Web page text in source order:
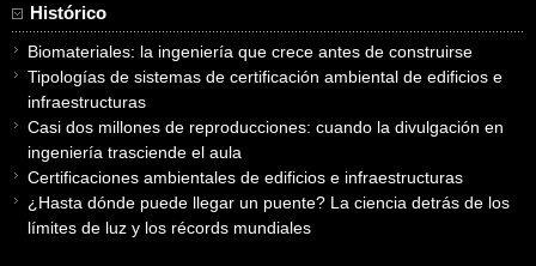
Histórico
Biomateriales: la ingeniería que crece antes de construirse
Tipologías de sistemas de certificación ambiental de edificios e
infraestructuras
Casi dos millones de reproducciones: cuando la divulgación en
ingeniería trasciende el aula
Certificaciones ambientales de edificios e infraestructuras
¿Hasta dónde puede llegar un puente? La ciencia detrás de los
límites de luz y los récords mundiales